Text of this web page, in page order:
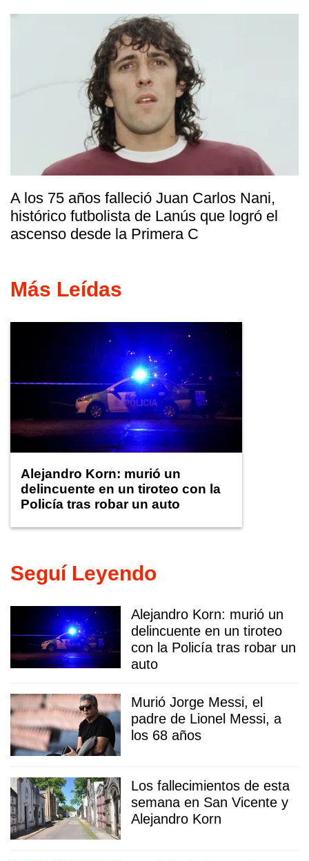
A los 75 años falleció Juan Carlos Nani,
histórico futbolista de Lanús que logró el
ascenso desde la Primera C
Más Leídas
Alejandro Korn: murió un
delincuente en un tiroteo con la
Policía tras robar un auto
Seguí Leyendo
Alejandro Korn: murió un
delincuente en un tiroteo
con la Policía tras robar un
auto
Murió Jorge Messi, el
padre de Lionel Messi, a
los 68 años
Los fallecimientos de esta
semana en San Vicente y
Alejandro Korn